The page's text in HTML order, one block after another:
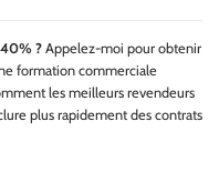
? Appelez-moi pour obtenir
formation commerciale
les meilleurs revendeurs
plus rapidement des contrats